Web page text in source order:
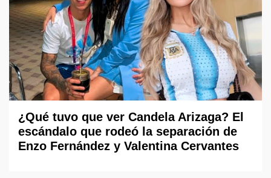
¿Qué tuvo que ver Candela Arizaga? El
escándalo que rodeó la separación de
Enzo Fernández y Valentina Cervantes